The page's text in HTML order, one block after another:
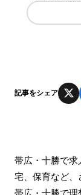
記事をシェア
帯広・十勝で求
宅、保育など、
帯広・十勝で理